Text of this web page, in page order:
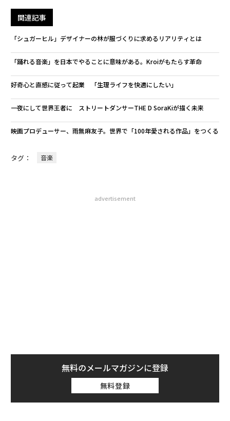
関連記事
「シュガーヒル」デザイナーの林が服づくりに求めるリアリティとは
「踊れる音楽」を日本でやることに意味がある。Kroiがもたらす革命
好奇心と直感に従って起業 「生理ライフを快適にしたい」
一夜にして世界王者に ストリートダンサーTHE D SoraKiが描く未来
映画プロデューサー、雨無麻友子。世界で「100年愛される作品」をつくる
タグ： 音楽
advertisement
無料のメールマガジンに登録
無料登録